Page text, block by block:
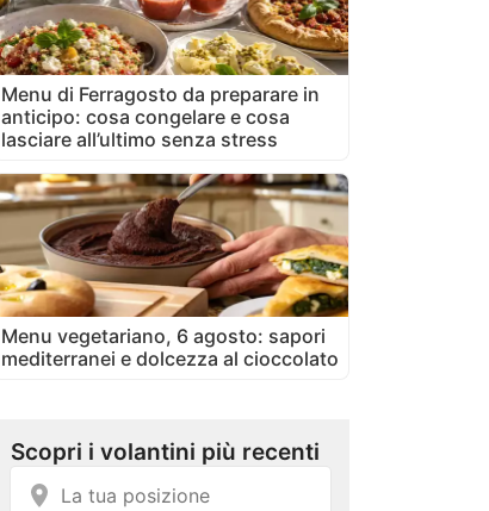
Menu di Ferragosto da preparare in
anticipo: cosa congelare e cosa
lasciare all’ultimo senza stress
Menu vegetariano, 6 agosto: sapori
mediterranei e dolcezza al cioccolato